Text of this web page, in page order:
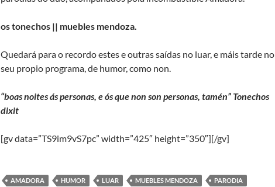
os tonechos || muebles mendoza.
Quedará para o recordo estes e outras saídas no luar, e máis tarde no
seu propio programa, de humor, como non.
“boas noites ás personas, e ós que non son personas, tamén” Tonechos
dixit
[gv data=”TS9im9vS7pc” width=”425″ height=”350″][/gv]
AMADORA HUMOR LUAR MUEBLES MENDOZA
PARODIA